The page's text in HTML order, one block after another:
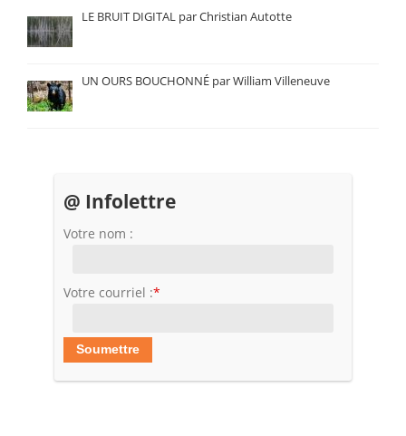
LE BRUIT DIGITAL par Christian Autotte
UN OURS BOUCHONNÉ par William Villeneuve
@ Infolettre
Votre nom :
Votre courriel :*